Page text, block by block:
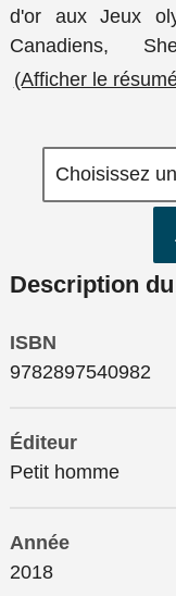
d'or aux Jeux
Canadiens,
(Afficher le
Description
ISBN
9782897540982
Éditeur
Petit homme
Année
2018